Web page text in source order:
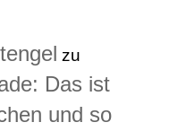
zu
Das ist
und so